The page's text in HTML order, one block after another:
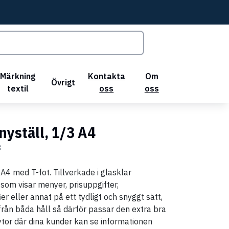
Märkning
textil
Övrigt
Kontakta
oss
Om
oss
1/3 A4
med T-fot. Tillverkade i glasklar
visar menyer, prisuppgifter,
eller annat på ett tydligt och snyggt sätt,
båda håll så därför passar den extra bra
där dina kunder kan se informationen